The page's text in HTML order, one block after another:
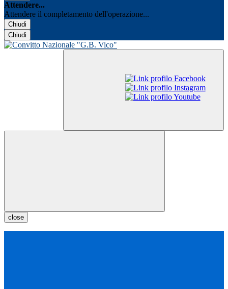
Attendere...
Attendere il completamento dell'operazione...
Chiudi
Chiudi
close